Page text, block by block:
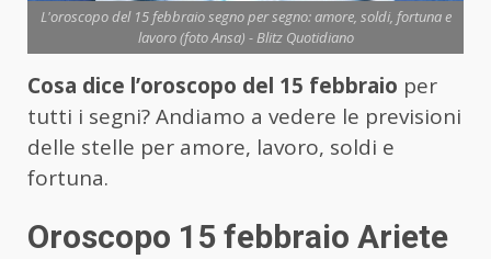
L'oroscopo del 15 febbraio segno per segno: amore, soldi, fortuna e
lavoro (foto Ansa) - Blitz Quotidiano
Cosa dice l’oroscopo del 15 febbraio per
tutti i segni? Andiamo a vedere le previsioni
delle stelle per amore, lavoro, soldi e
fortuna.
Oroscopo 15 febbraio Ariete